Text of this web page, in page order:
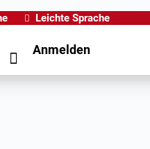
Leichte Sprache
Anmelden